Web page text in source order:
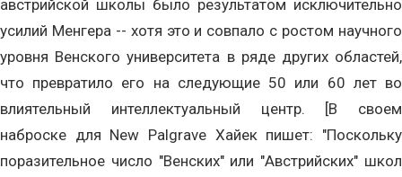
австрийской школы было результатом исключительно
усилий Менгера -- хотя это и совпало с ростом научного
уровня Венского университета в ряде других областей,
что превратило его на следующие 50 или 60 лет во
влиятельный интеллектуальный центр. [В своем
наброске для New Palgrave Хайек пишет: "Поскольку
поразительное число "Венских" или "Австрийских" школ